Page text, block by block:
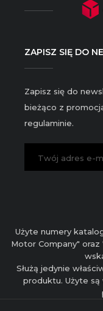
ZAPISZ SIĘ DO
Zapisz się do
bieżąco z
regulaminie.
Użyte numery
Motor Company"
Służą jedynie
produktu. Użyte są